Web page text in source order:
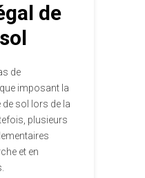
de
de
imposant la
de sol lors de la
plusieurs
et en